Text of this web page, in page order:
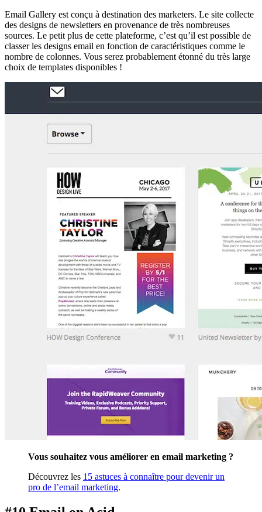
Email Gallery est conçu à destination des marketers. Le site collecte
des designs de newsletters en provenance de très nombreuses
sources. Le petit plus de cette plateforme, c’est qu’il est possible de
classer les designs email en fonction de caractéristiques comme le
nombre de colonnes. Vous serez probablement étonné du très large
choix de templates disponibles !
Vous souhaitez vous améliorer en email marketing ?
Découvrez les 15 astuces à connaître pour devenir un
pro de l’email marketing.